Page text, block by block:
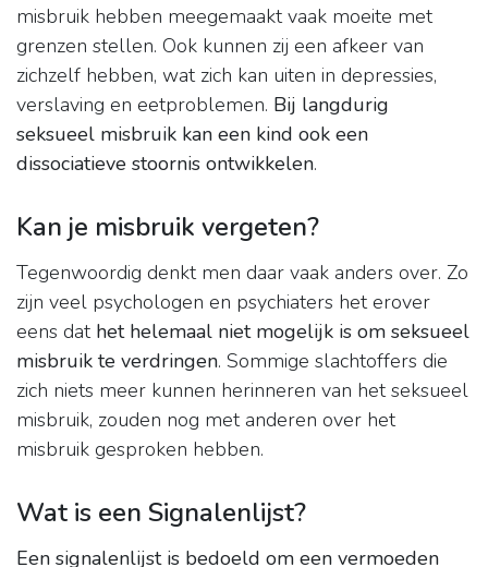
misbruik hebben meegemaakt vaak moeite met
grenzen stellen. Ook kunnen zij een afkeer van
zichzelf hebben, wat zich kan uiten in depressies,
verslaving en eetproblemen. Bij langdurig
seksueel misbruik kan een kind ook een
dissociatieve stoornis ontwikkelen.
Kan je misbruik vergeten?
Tegenwoordig denkt men daar vaak anders over. Zo
zijn veel psychologen en psychiaters het erover
eens dat het helemaal niet mogelijk is om seksueel
misbruik te verdringen. Sommige slachtoffers die
zich niets meer kunnen herinneren van het seksueel
misbruik, zouden nog met anderen over het
misbruik gesproken hebben.
Wat is een Signalenlijst?
Een signalenlijst is bedoeld om een vermoeden